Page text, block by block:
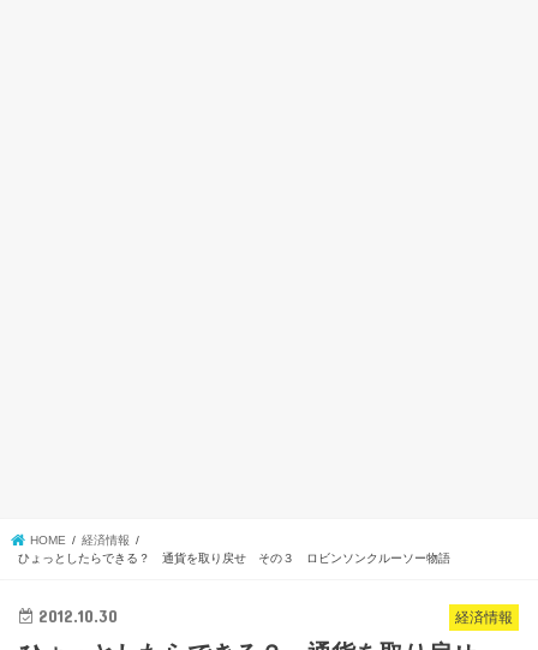
HOME
経済情報
ひょっとしたらできる？ 通貨を取り戻せ その３ ロビンソンクルーソー物語
経済情報
2012.10.30